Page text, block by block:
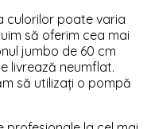
culorilor poate varia
să oferim cea mai
jumbo de 60 cm
livrează neumflat.
să utilizați o pompă